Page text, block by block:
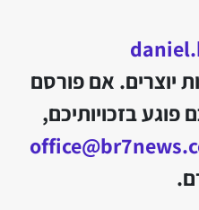
יוצרים. אם פורסם
בזכויותיכם,